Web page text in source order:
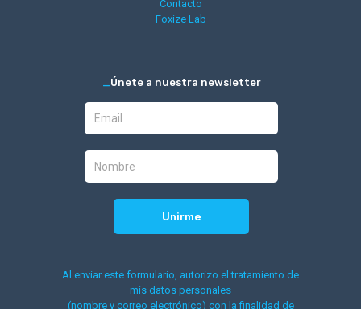
Contacto
Foxize Lab
_Únete a nuestra newsletter
Al enviar este formulario, autorizo el tratamiento de
mis datos personales
(nombre y correo electrónico) con la finalidad de